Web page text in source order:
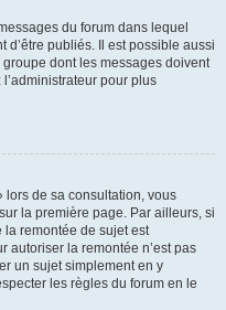
du forum dans lequel
d’être publiés. Il est possible aussi
dont les messages doivent
pour plus
lors de sa consultation, vous
la première page. Par ailleurs, si
remontée de sujet est
autoriser la remontée n’est pas
un sujet simplement en y
les règles du forum en le